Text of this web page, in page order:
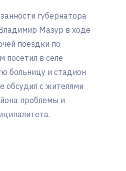
губернатора
Мазур в ходе
поездки по
посетил в селе
больницу и стадион
обсудил с жителями
проблемы и